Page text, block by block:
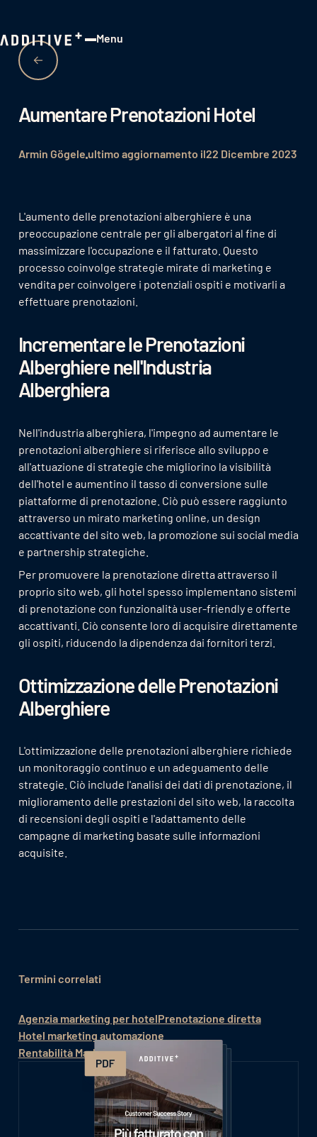
Menu
Aumentare Prenotazioni Hotel
Armin Gögeleultimo aggiornamento il22 Dicembre 2023
L'aumento delle prenotazioni alberghiere è una
preoccupazione centrale per gli albergatori al fine di
massimizzare l'occupazione e il fatturato. Questo
processo coinvolge strategie mirate di marketing e
vendita per coinvolgere i potenziali ospiti e motivarli a
effettuare prenotazioni.
Incrementare le Prenotazioni
Alberghiere nell'Industria
Alberghiera
Nell'industria alberghiera, l'impegno ad aumentare le
prenotazioni alberghiere si riferisce allo sviluppo e
all'attuazione di strategie che migliorino la visibilità
dell'hotel e aumentino il tasso di conversione sulle
piattaforme di prenotazione. Ciò può essere raggiunto
attraverso un mirato marketing online, un design
accattivante del sito web, la promozione sui social media
e partnership strategiche.
Per promuovere la prenotazione diretta attraverso il
proprio sito web, gli hotel spesso implementano sistemi
di prenotazione con funzionalità user-friendly e offerte
accattivanti. Ciò consente loro di acquisire direttamente
gli ospiti, riducendo la dipendenza dai fornitori terzi.
Ottimizzazione delle Prenotazioni
Alberghiere
L'ottimizzazione delle prenotazioni alberghiere richiede
un monitoraggio continuo e un adeguamento delle
strategie. Ciò include l'analisi dei dati di prenotazione, il
miglioramento delle prestazioni del sito web, la raccolta
di recensioni degli ospiti e l'adattamento delle
campagne di marketing basate sulle informazioni
acquisite.
Termini correlati
Agenzia marketing per hotelPrenotazione diretta
Hotel marketing automazione
Rentabilità Marketing Online Hotel